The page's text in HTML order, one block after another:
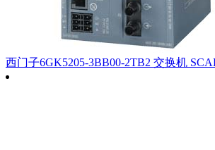
西门子6GK5205-3BB00-2TB2 交换机